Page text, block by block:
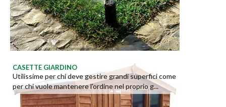
CASETTE GIARDINO
Utilissime per chi deve gestire grandi superfici come
per chi vuole mantenere l'ordine nel proprio g...